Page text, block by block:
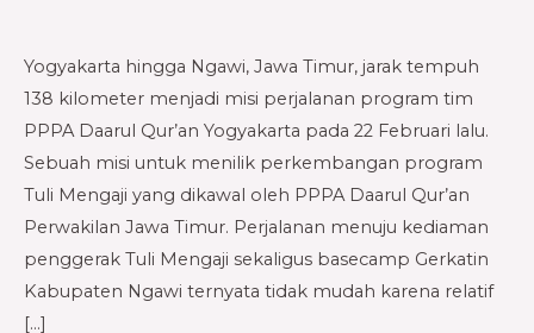
Yogyakarta hingga Ngawi, Jawa Timur, jarak tempuh
138 kilometer menjadi misi perjalanan program tim
PPPA Daarul Qur’an Yogyakarta pada 22 Februari lalu.
Sebuah misi untuk menilik perkembangan program
Tuli Mengaji yang dikawal oleh PPPA Daarul Qur’an
Perwakilan Jawa Timur. Perjalanan menuju kediaman
penggerak Tuli Mengaji sekaligus basecamp Gerkatin
Kabupaten Ngawi ternyata tidak mudah karena relatif
[…]
Mengaji
Jawa
Timur